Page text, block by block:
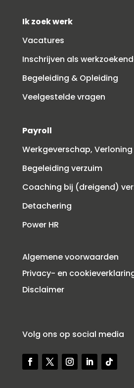
Ik zoek werk
Vacatures
Inschrijven als
Begeleiding & Opleiding
Veelgestelde vragen
Payroll
Werkgeverschap, Verloning
Begeleiding verzuim
Coaching bij (dreigend)
Detachering
Power HR
Algemene voorwaarden
Privacy- en
Disclaimer
Volg ons op social media